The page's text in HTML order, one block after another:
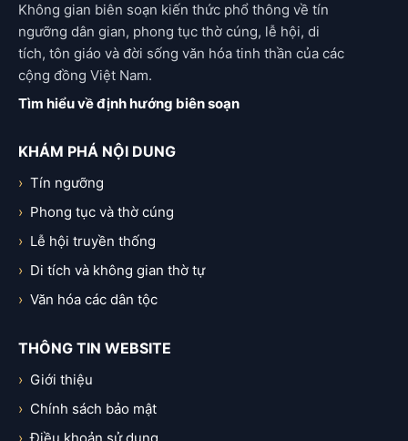
Không gian biên soạn kiến thức phổ thông về tín
ngưỡng dân gian, phong tục thờ cúng, lễ hội, di
tích, tôn giáo và đời sống văn hóa tinh thần của các
cộng đồng Việt Nam.
Tìm hiểu về định hướng biên soạn
KHÁM PHÁ NỘI DUNG
Tín ngưỡng
Phong tục và thờ cúng
Lễ hội truyền thống
Di tích và không gian thờ tự
Văn hóa các dân tộc
THÔNG TIN WEBSITE
Giới thiệu
Chính sách bảo mật